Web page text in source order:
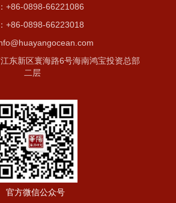
+86-0898-66221086
+86-0898-66223018
东新区寰海路6号海南鸿宝投资总部
二层
官方微信公众号